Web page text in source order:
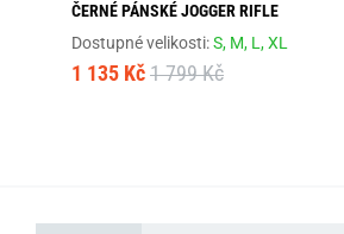
ČERNÉ PÁNSKÉ JOGGER RIFLE
Dostupné velikosti:S, M, L,XL
1 135 Kč 1 799 Kč